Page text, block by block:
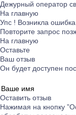
Дежурный оператор
На главную
Упс ! Возникла ошибка
Повторите запрос
На главную
Оставьте
Ваш отзыв
Он будет доступен
Оставить отзыв
Нажимая на кнопку